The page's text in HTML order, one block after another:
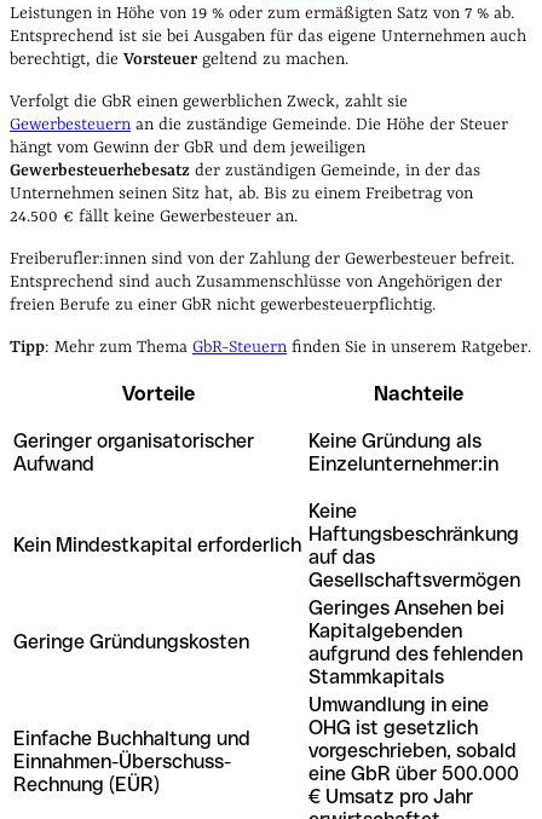
Leistungen in Höhe von 19 % oder zum ermäßigten Satz von 7 % ab.
Entsprechend ist sie bei Ausgaben für das eigene Unternehmen auch
berechtigt, die Vorsteuer geltend zu machen.
Verfolgt die GbR einen gewerblichen Zweck, zahlt sie
Gewerbesteuern an die zuständige Gemeinde. Die Höhe der Steuer
hängt vom Gewinn der GbR und dem jeweiligen
Gewerbesteuerhebesatz der zuständigen Gemeinde, in der das
Unternehmen seinen Sitz hat, ab. Bis zu einem Freibetrag von
24.500 € fällt keine Gewerbesteuer an.
Freiberufler:innen sind von der Zahlung der Gewerbesteuer befreit.
Entsprechend sind auch Zusammenschlüsse von Angehörigen der
freien Berufe zu einer GbR nicht gewerbesteuerpflichtig.
Tipp: Mehr zum Thema GbR-Steuern finden Sie in unserem Ratgeber.
Vorteile Nachteile
Geringer organisatorischer
Aufwand
Keine Gründung als
Einzelunternehmer:in
Kein Mindestkapital erforderlich
Keine
Haftungsbeschränkung
auf das
Gesellschaftsvermögen
Geringe Gründungskosten
Geringes Ansehen bei
Kapitalgebenden
aufgrund des fehlenden
Stammkapitals
Einfache Buchhaltung und
Einnahmen-Überschuss-
Rechnung (EÜR)
Umwandlung in eine
OHG ist gesetzlich
vorgeschrieben, sobald
eine GbR über 500.000
€ Umsatz pro Jahr